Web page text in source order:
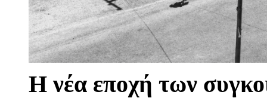
Η νέα εποχή των